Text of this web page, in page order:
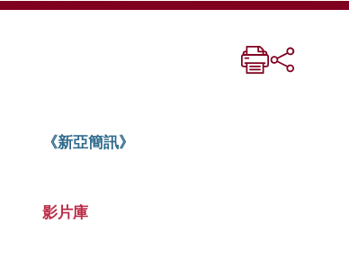
《新亞簡訊》
影片庫